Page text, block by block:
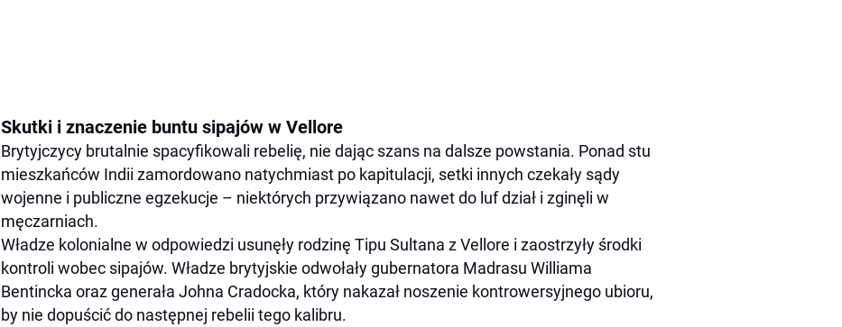
Skutki i znaczenie buntu sipajów w Vellore
Brytyjczycy brutalnie spacyfikowali rebelię, nie dając szans na dalsze powstania. Ponad stu
mieszkańców Indii zamordowano natychmiast po kapitulacji, setki innych czekały sądy
wojenne i publiczne egzekucje – niektórych przywiązano nawet do luf dział i zginęli w
męczarniach.
Władze kolonialne w odpowiedzi usunęły rodzinę Tipu Sultana z Vellore i zaostrzyły środki
kontroli wobec sipajów. Władze brytyjskie odwołały gubernatora Madrasu Williama
Bentincka oraz generała Johna Cradocka, który nakazał noszenie kontrowersyjnego ubioru,
by nie dopuścić do następnej rebelii tego kalibru.